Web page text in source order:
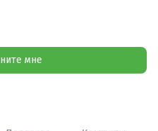
мне